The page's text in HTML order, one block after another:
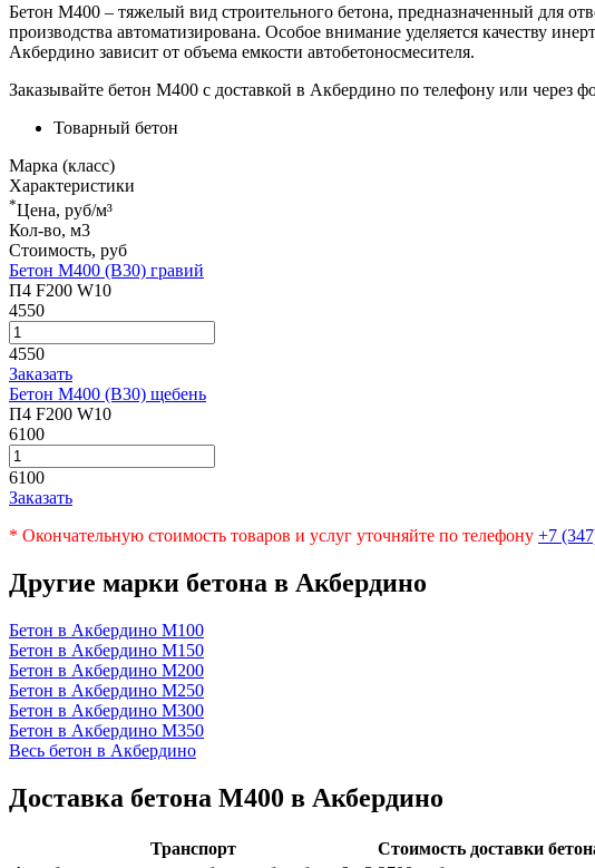
Бетон М400 – тяжелый вид строительного бетона, предназначенный для
производства автоматизирована. Особое внимание уделяется качеству
Акбердино зависит от объема емкости автобетоносмесителя.
Заказывайте бетон М400 с доставкой в Акбердино по телефону или через
Товарный бетон
Марка (класс)
Характеристики
*Цена, руб/м³
Кол-во, м3
Стоимость, руб
Бетон М400 (В30) гравий
П4 F200 W10
4550
4550
Заказать
Бетон М400 (В30) щебень
П4 F200 W10
6100
6100
Заказать
* Окончательную стоимость товаров и услуг уточняйте по телефону +7
Другие марки бетона в Акбердино
Бетон в Акбердино М100
Бетон в Акбердино М150
Бетон в Акбердино М200
Бетон в Акбердино М250
Бетон в Акбердино М300
Бетон в Акбердино М350
Весь бетон в Акбердино
Доставка бетона М400 в Акбердино
Транспорт
Стоимость доставки